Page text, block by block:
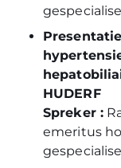
HUDERF
Spreker :
emeritus